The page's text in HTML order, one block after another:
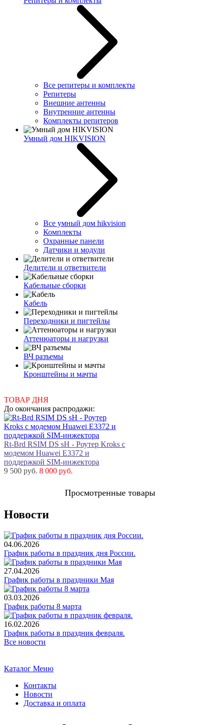
Все репитеры и комплекты
Репитеры
Внешние антенны
Внутренние антенны
Комплекты репитеров
Умный дом HIKVISION
Все умный дом hikvision
Комплекты
Охранные панели
Датчики и модули
Делители и ответвители
Кабельные сборки
Кабель
Переходники и пигтейлы
Аттенюаторы и нагрузки
ВЧ разъемы
Кронштейны и мачты
ТОВАР ДНЯ
До окончания распродажи:
Rt-Brd RSIM DS sH - Роутер Kroks с
модемом Huawei E3372 и
поддержкой SIM-инжектора
9 500 руб. 8 000 руб.
Просмотренные товары
Новости
04.06.2026
График работы в праздник дня России.
27.04.2026
График работы в праздники Мая
03.03.2026
График работы 8 марта
16.02.2026
График работы в праздник февраля.
Все новости
Каталог Меню
Контакты
Новости
Доставка и оплата